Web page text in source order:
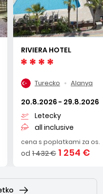
RIVIERA HOTEL
Turecko Alanya
20.8.2026 - 29.8.2026
Letecky
all inclusive
cena s poplatkami za os.
od 1 432 € 1 254 €